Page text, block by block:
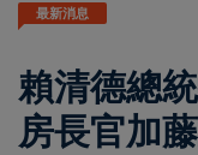
最新消息
賴清德總
房長官加